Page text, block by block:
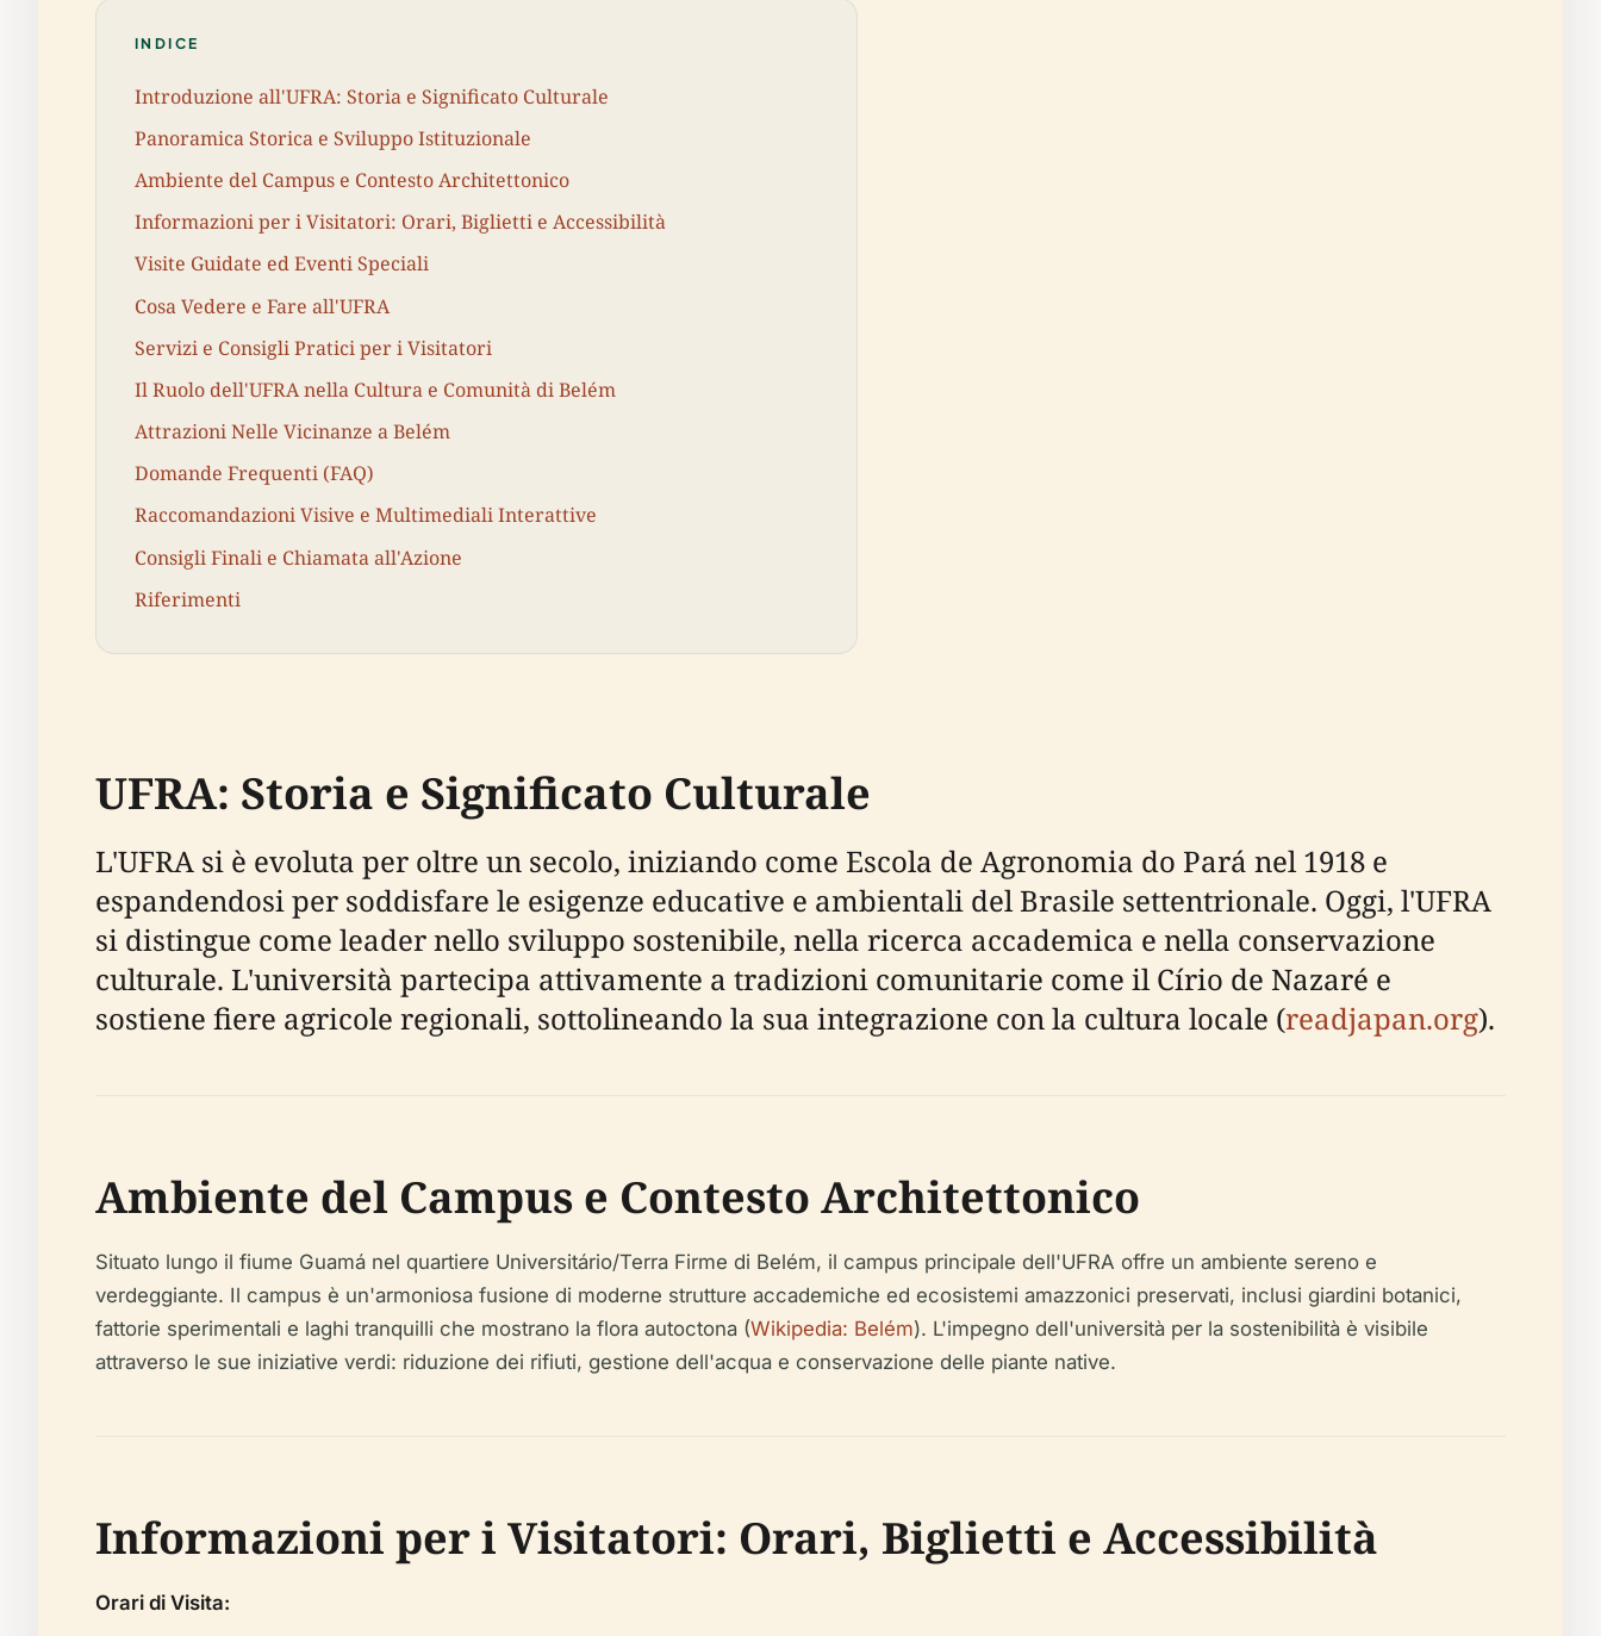
INDICE
Introduzione all'UFRA: Storia e Significato Culturale
Panoramica Storica e Sviluppo Istituzionale
Ambiente del Campus e Contesto Architettonico
Informazioni per i Visitatori: Orari, Biglietti e Accessibilità
Visite Guidate ed Eventi Speciali
Cosa Vedere e Fare all'UFRA
Servizi e Consigli Pratici per i Visitatori
Il Ruolo dell'UFRA nella Cultura e Comunità di Belém
Attrazioni Nelle Vicinanze a Belém
Domande Frequenti (FAQ)
Raccomandazioni Visive e Multimediali Interattive
Consigli Finali e Chiamata all'Azione
Riferimenti
UFRA: Storia e Significato Culturale
L'UFRA si è evoluta per oltre un secolo, iniziando come Escola de Agronomia do Pará nel 1918 e
espandendosi per soddisfare le esigenze educative e ambientali del Brasile settentrionale. Oggi, l'UFRA
si distingue come leader nello sviluppo sostenibile, nella ricerca accademica e nella conservazione
culturale. L'università partecipa attivamente a tradizioni comunitarie come il Círio de Nazaré e
sostiene fiere agricole regionali, sottolineando la sua integrazione con la cultura locale (readjapan.org).
Ambiente del Campus e Contesto Architettonico
Situato lungo il fiume Guamá nel quartiere Universitário/Terra Firme di Belém, il campus principale dell'UFRA offre un ambiente sereno e
verdeggiante. Il campus è un'armoniosa fusione di moderne strutture accademiche ed ecosistemi amazzonici preservati, inclusi giardini botanici,
fattorie sperimentali e laghi tranquilli che mostrano la flora autoctona (Wikipedia: Belém). L'impegno dell'università per la sostenibilità è visibile
attraverso le sue iniziative verdi: riduzione dei rifiuti, gestione dell'acqua e conservazione delle piante native.
Informazioni per i Visitatori: Orari, Biglietti e Accessibilità
Orari di Visita: